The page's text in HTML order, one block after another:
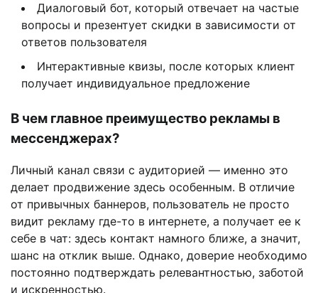
Диалоговый бот, который отвечает на частые
вопросы и презентует скидки в зависимости от
ответов пользователя
Интерактивные квизы, после которых клиент
получает индивидуальное предложение
В чем главное преимущество рекламы в
мессенджерах?
Личный канал связи с аудиторией — именно это
делает продвижение здесь особенным. В отличие
от привычных баннеров, пользователь не просто
видит рекламу где-то в интернете, а получает ее к
себе в чат: здесь контакт намного ближе, а значит,
шанс на отклик выше. Однако, доверие необходимо
постоянно подтверждать релевантностью, заботой
и искренностью.